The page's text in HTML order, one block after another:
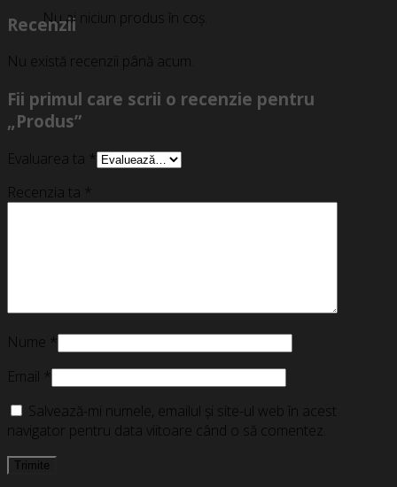
Nu ai niciun produs în coș.
Recenzii
Nu există recenzii până acum.
Fii primul care scrii o recenzie pentru
„Produs”
Evaluarea ta *
Recenzia ta *
Nume *
Email *
Salvează-mi numele, emailul și site-ul web în acest
navigator pentru data viitoare când o să comentez.